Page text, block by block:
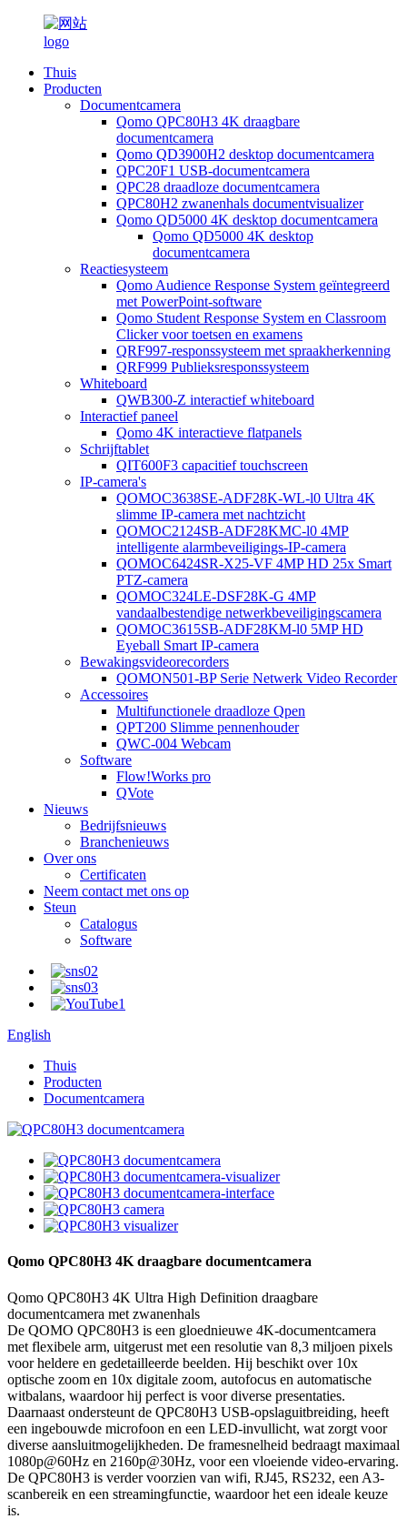
Thuis
Producten
Documentcamera
Qomo QPC80H3 4K draagbare
documentcamera
Qomo QD3900H2 desktop documentcamera
QPC20F1 USB-documentcamera
QPC28 draadloze documentcamera
QPC80H2 zwanenhals documentvisualizer
Qomo QD5000 4K desktop documentcamera
Qomo QD5000 4K desktop
documentcamera
Reactiesysteem
Qomo Audience Response System geïntegreerd
met PowerPoint-software
Qomo Student Response System en Classroom
Clicker voor toetsen en examens
QRF997-responssysteem met spraakherkenning
QRF999 Publieksresponssysteem
Whiteboard
QWB300-Z interactief whiteboard
Interactief paneel
Qomo 4K interactieve flatpanels
Schrijftablet
QIT600F3 capacitief touchscreen
IP-camera's
QOMOC3638SE-ADF28K-WL-l0 ​​Ultra 4K
slimme IP-camera met nachtzicht
QOMOC2124SB-ADF28KMC-l0 4MP
intelligente alarmbeveiligings-IP-camera
QOMOC6424SR-X25-VF 4MP HD 25x Smart
PTZ-camera
QOMOC324LE-DSF28K-G 4MP
vandaalbestendige netwerkbeveiligingscamera
QOMOC3615SB-ADF28KM-l0 5MP HD
Eyeball Smart IP-camera
Bewakingsvideorecorders
QOMON501-BP Serie Netwerk Video Recorder
Accessoires
Multifunctionele draadloze Qpen
QPT200 Slimme pennenhouder
QWC-004 Webcam
Software
Flow!Works pro
QVote
Nieuws
Bedrijfsnieuws
Branchenieuws
Over ons
Certificaten
Neem contact met ons op
Steun
Catalogus
Software
English
Thuis
Producten
Documentcamera
Qomo QPC80H3 4K draagbare documentcamera
Qomo QPC80H3 4K Ultra High Definition draagbare
documentcamera met zwanenhals
De QOMO QPC80H3 is een gloednieuwe 4K-documentcamera
met flexibele arm, uitgerust met een resolutie van 8,3 miljoen pixels
voor heldere en gedetailleerde beelden. Hij beschikt over 10x
optische zoom en 10x digitale zoom, autofocus en automatische
witbalans, waardoor hij perfect is voor diverse presentaties.
Daarnaast ondersteunt de QPC80H3 USB-opslaguitbreiding, heeft
een ingebouwde microfoon en een LED-invullicht, wat zorgt voor
diverse aansluitmogelijkheden. De framesnelheid bedraagt ​​maximaal
1080p@60Hz en 2160p@30Hz, voor een vloeiende video-ervaring.
De QPC80H3 is verder voorzien van wifi, RJ45, RS232, een A3-
scanbereik en een streamingfunctie, waardoor het een ideale keuze
is.